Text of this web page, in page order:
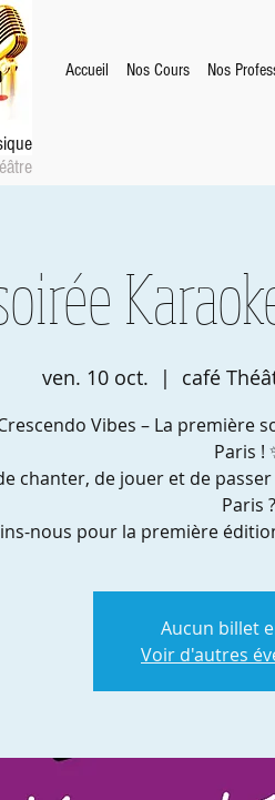
Accueil Nos Cours Nos
ven. 10 oct.
  |
café
Vibes – La première
Paris !
chanter, de jouer et de
Paris ?
nous pour la première
Aucun billet
Voir d'autres